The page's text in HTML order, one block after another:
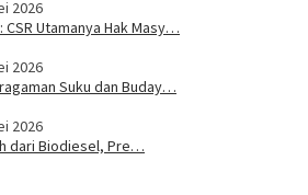
2026
CSR Utamanya Hak Masy…
2026
Suku dan Buday…
2026
dari Biodiesel, Pre…